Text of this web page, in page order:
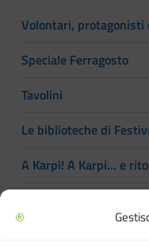
Volontari, protagonisti
Speciale Ferragosto
Tavolini
Le biblioteche di
A Karpi! A Karpi… e